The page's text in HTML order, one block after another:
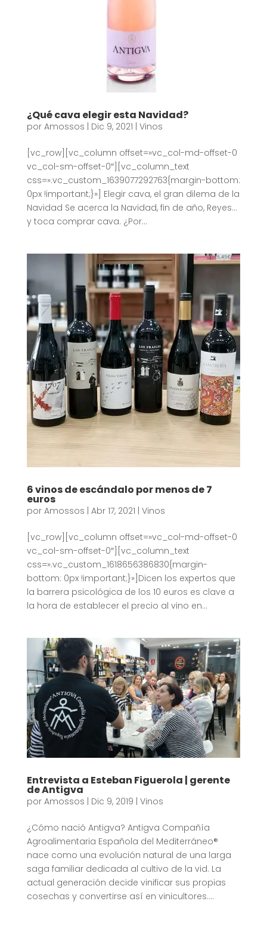
¿Qué cava elegir esta Navidad?
por Amossos | Dic 9, 2021 | Vinos
[vc_row][vc_column offset=»vc_col-md-offset-0
vc_col-sm-offset-0″][vc_column_text
css=».vc_custom_1639077292763{margin-bottom:
0px !important;}»] Elegir cava, el gran dilema de la
Navidad Se acerca la Navidad, fin de año, Reyes…
y toca comprar cava. ¿Por...
6 vinos de escándalo por menos de 7
euros
por Amossos Abr 17, 2021 Vinos
[vc_row][vc_column offset=»vc_col-md-offset-0
vc_col-sm-offset-0″][vc_column_text
css=».vc_custom_1618656386830{margin-
bottom: 0px !important;}»]Dicen los expertos que
la barrera psicológica de los 10 euros es clave a
la hora de establecer el precio al vino en...
Entrevista a Esteban Figuerola | gerente
de Antigva
por Amossos Dic 9, 2019 Vinos
¿Cómo nació Antigva? Antigva Compañía
Agroalimentaria Española del Mediterráneo®
nace como una evolución natural de una larga
saga familiar dedicada al cultivo de la vid. La
actual generación decide vinificar sus propias
cosechas y convertirse así en vinicultores....